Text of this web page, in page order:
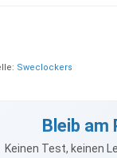
Sweclockers
Bleib am
Keinen Test, keinen